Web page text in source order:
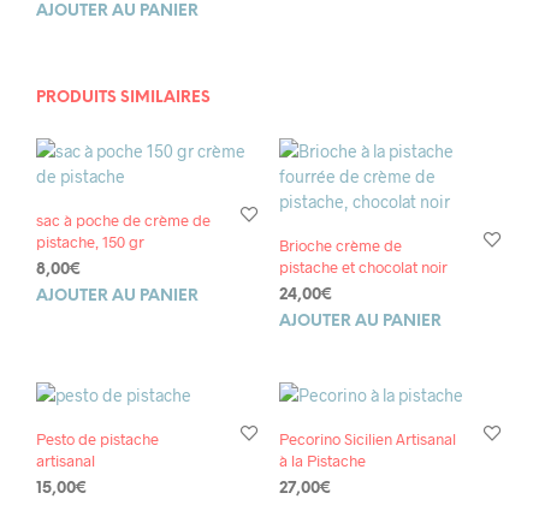
AJOUTER AU PANIER
PRODUITS SIMILAIRES
sac à poche de crème de
pistache, 150 gr
8,00€
AJOUTER AU PANIER
Brioche crème de
pistache et chocolat noir
24,00€
AJOUTER AU PANIER
Pesto de pistache
artisanal
15,00€
Pecorino Sicilien Artisanal
à la Pistache
27,00€